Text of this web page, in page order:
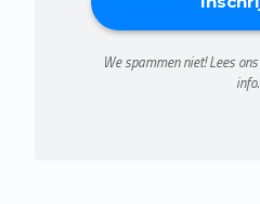
We spammen niet! Lees ons
info.